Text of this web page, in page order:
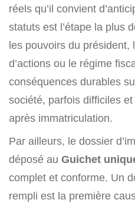
réels qu’il convient
statuts est l’étape la plus
les pouvoirs du président,
d’actions ou le régime
conséquences durables
société, parfois difficiles
après immatriculation.
Par ailleurs, le dossier
déposé au Guichet
complet et conforme. Un
rempli est la première